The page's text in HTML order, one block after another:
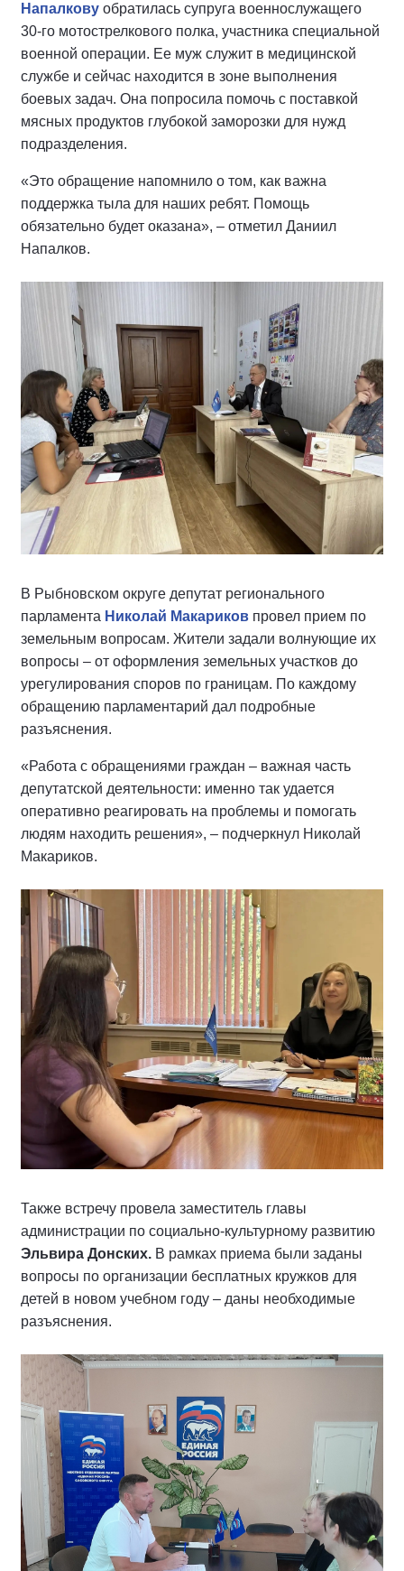
Напалкову обратилась супруга военнослужащего
30-го мотострелкового полка, участника специальной
военной операции. Ее муж служит в медицинской
службе и сейчас находится в зоне выполнения
боевых задач. Она попросила помочь с поставкой
мясных продуктов глубокой заморозки для нужд
подразделения.
«Это обращение напомнило о том, как важна
поддержка тыла для наших ребят. Помощь
обязательно будет оказана», – отметил Даниил
Напалков.
В Рыбновском округе депутат регионального
парламента Николай Макариков провел прием по
земельным вопросам. Жители задали волнующие их
вопросы – от оформления земельных участков до
урегулирования споров по границам. По каждому
обращению парламентарий дал подробные
разъяснения.
«Работа с обращениями граждан – важная часть
депутатской деятельности: именно так удается
оперативно реагировать на проблемы и помогать
людям находить решения», – подчеркнул Николай
Макариков.
Также встречу провела заместитель главы
администрации по социально-культурному развитию
Эльвира Донских. В рамках приема были заданы
вопросы по организации бесплатных кружков для
детей в новом учебном году – даны необходимые
разъяснения.